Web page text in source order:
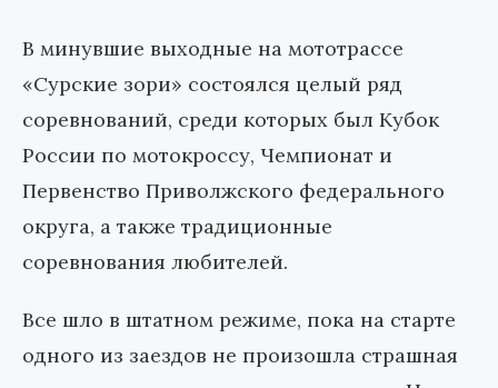
В минувшие выходные на мототрассе
«Сурские зори» состоялся целый ряд
соревнований, среди которых был Кубок
России по мотокроссу, Чемпионат и
Первенство Приволжского федерального
округа, а также традиционные
соревнования любителей.
Все шло в штатном режиме, пока на старте
одного из заездов не произошла страшная